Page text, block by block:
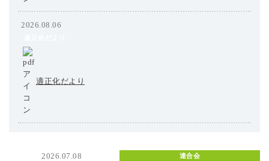
2026.08.06
適正化だより
2026.07.08 連合会